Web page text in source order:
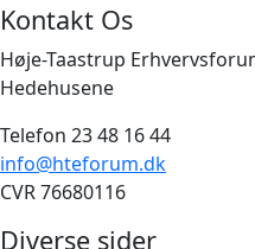
Kontakt Os
Høje-Taastrup
Hedehusene
Telefon 23 48 16 44
info@hteforum.dk
CVR 76680116
Diverse sider